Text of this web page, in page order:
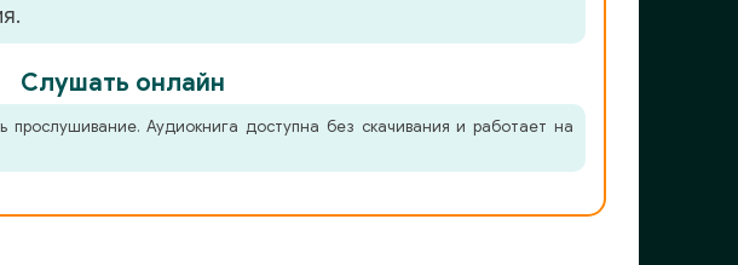
Слушать онлайн
Аудиокнига доступна без скачивания и работает на